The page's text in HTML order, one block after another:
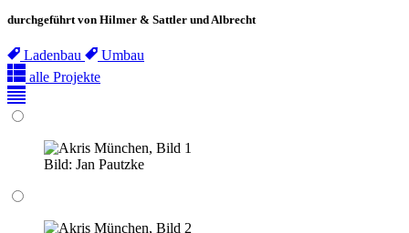
durchgeführt von Hilmer & Sattler und Albrecht
Ladenbau
Umbau
alle Projekte
Bild: Jan Pautzke